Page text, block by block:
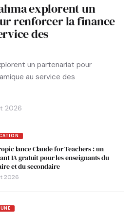
explorent un
renforcer la finance
des
un partenariat pour
au service des
2026
lance Claude for Teachers : un
IA gratuit pour les enseignants du
et du secondaire
2026